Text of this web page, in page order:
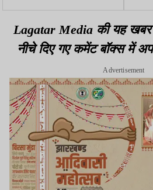
कारोबारी, जो प्रिंस खान को
देता है 20 लाख, जमीन सौदों से
भी जुड़ा लिंक
Lagatar Media की यह
नीचे दिए गए कमेंट बॉक्स में
Advertisement